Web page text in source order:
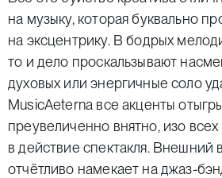
на музыку, которая буквально
на эксцентрику. В бодрых
то и дело проскальзывают
духовых или энергичные соло
MusicAeterna все акценты
преувеличенно внятно, изо всех
в действие спектакля. Внешний
отчётливо намекает на джаз-